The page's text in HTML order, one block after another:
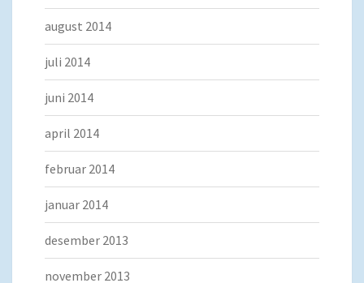
august 2014
juli 2014
juni 2014
april 2014
februar 2014
januar 2014
desember 2013
november 2013